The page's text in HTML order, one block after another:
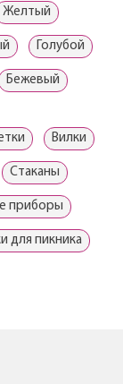
Желтый
Голубой
Бежевый
Вилки
Стаканы
приборы
для пикника